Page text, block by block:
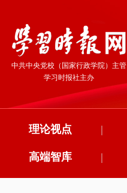
中共中央党校（国家行政学院）主管
学习时报社主办
理论视点 |
高端智库 |